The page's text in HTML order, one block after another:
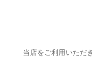
当店をご利用いただ